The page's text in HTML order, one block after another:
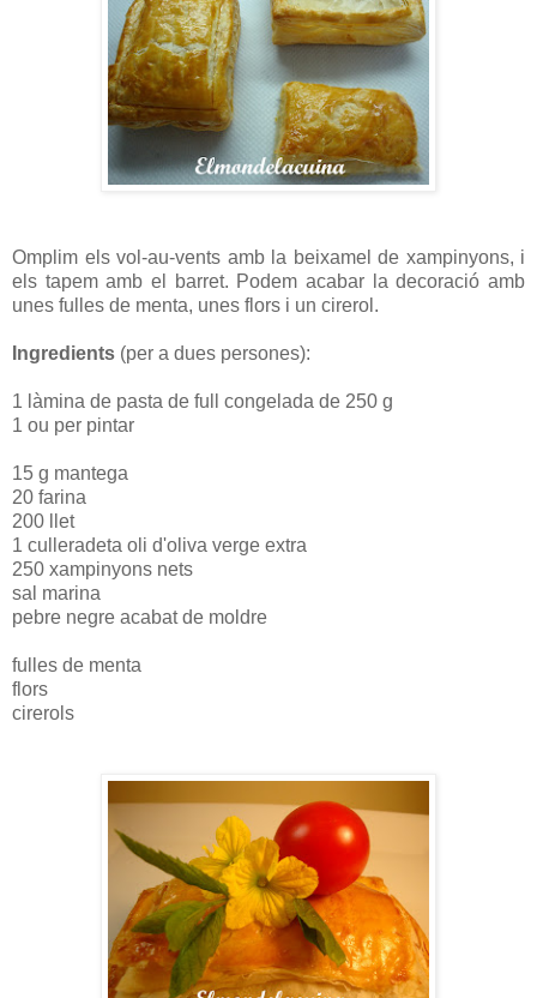
Omplim els vol-au-vents amb la beixamel de xampinyons, i
els tapem amb el barret. Podem acabar la decoració amb
unes fulles de menta, unes flors i un cirerol.
Ingredients (per a dues persones):
1 làmina de pasta de full congelada de 250 g
1 ou per pintar
15 g mantega
20 farina
200 llet
1 culleradeta oli d'oliva verge extra
250 xampinyons nets
sal marina
pebre negre acabat de moldre
fulles de menta
flors
cirerols